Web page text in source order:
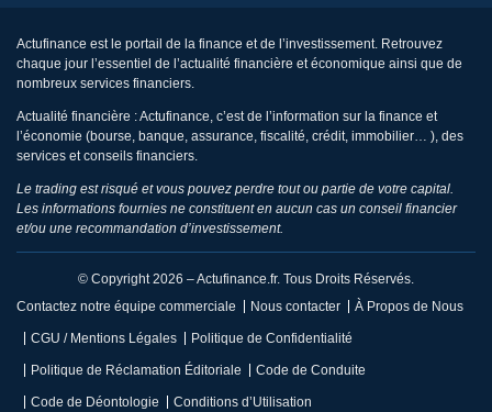
Actufinance est le portail de la finance et de l’investissement. Retrouvez
chaque jour l’essentiel de l’actualité financière et économique ainsi que de
nombreux services financiers.
Actualité financière : Actufinance, c’est de l’information sur la finance et
l’économie (bourse, banque, assurance, fiscalité, crédit, immobilier… ), des
services et conseils financiers.
Le trading est risqué et vous pouvez perdre tout ou partie de votre capital.
Les informations fournies ne constituent en aucun cas un conseil financier
et/ou une recommandation d’investissement.
© Copyright 2026 – Actufinance.fr. Tous Droits Réservés.
Contactez notre équipe commerciale
Nous contacter À Propos de Nous
CGU / Mentions Légales Politique de Confidentialité
Politique de Réclamation Éditoriale Code de Conduite
Code de Déontologie Conditions d’Utilisation